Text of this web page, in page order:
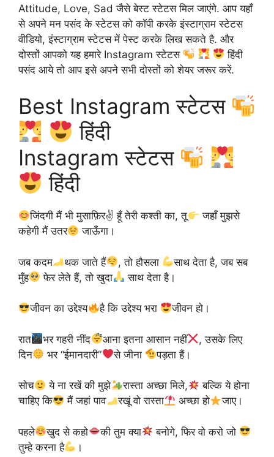
Attitude, Love, Sad जैसे बेस्ट स्टेटस मिल जाएंगे. आप यहाँ
से अपने मन पसंद के स्टेटस को कॉपी करके इंस्टाग्राम स्टेटस
वीडियो, इंस्टाग्राम स्टेटस में पेस्ट करके लिख सकते है. और
दोस्तों आपको यह हमारे Instagram स्टेटस
हिंदी
पसंद आये तो आप इसे अपने सभी दोस्तों को शेयर जरूर करें.
Best Instagram स्टेटस
हिंदी
Instagram स्टेटस
हिंदी
जिंदगी मैं भी मुसाफ़िर✌ हूँ तेरी कश्ती का, तू
जहाँ मुझसे
कहेगी मैं उतर
जाऊँगा।
जब कदम थक जाते हैं , तो हौसला
साथ देता है, जब सब
मुँह
फेर लेते हैं, तो खुदा साथ देता है।
जीवन का उद्देश्य है कि उद्देश्य भरा जीवन हो।
रात भर गहरी नींद आना इतना आसान नहीं
, उसके लिए
दिन
भर “ईमानदारी” से जीना पड़ता हैं।
सोच ये ना रखें की मुझे रास्ता अच्छा मिले,
बल्कि ये होना
चाहिए कि
मैं जहां पाव रखूं वो रास्ता अच्छा हो जाए।
पहले खुद से कहो की तुम क्या
बनोगे, फिर वो करो जो
तुम्हे करना है
।